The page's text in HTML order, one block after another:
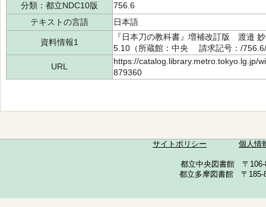
分類：都立NDC10版
756.6
テキストの言語
日本語
資料情報1
『日本刀の教科書』増補改訂版 渡邉
5.10（所蔵館：中央 請求記号：/
URL
https://catalog.library.metro.tokyo.lg.jp/
879360
サイトポリシー 個人情
都立中央図書館 〒
都立多摩図書館 〒185-